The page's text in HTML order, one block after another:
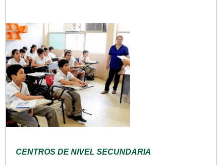
CENTROS DE NIVEL SECUNDARIA